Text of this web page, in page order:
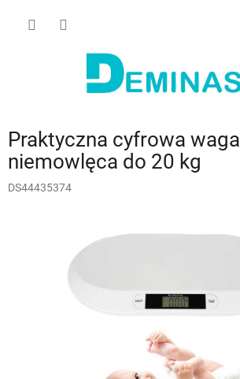
Praktyczna cyfrowa waga
niemowlęca do 20 kg
DS44435374